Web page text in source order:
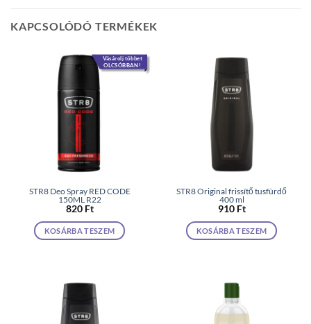
KAPCSOLÓDÓ TERMÉKEK
Vásárolj többet
OLCSÓBBAN!
STR8 Deo Spray RED CODE
150ML R22
820 Ft
KOSÁRBA TESZEM
STR8 Original frissítő tusfürdő
400 ml
910 Ft
KOSÁRBA TESZEM